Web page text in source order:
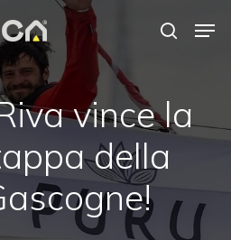
vince la
della